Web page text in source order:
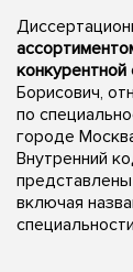
Борисович,
по
городе
Внутренний
включая